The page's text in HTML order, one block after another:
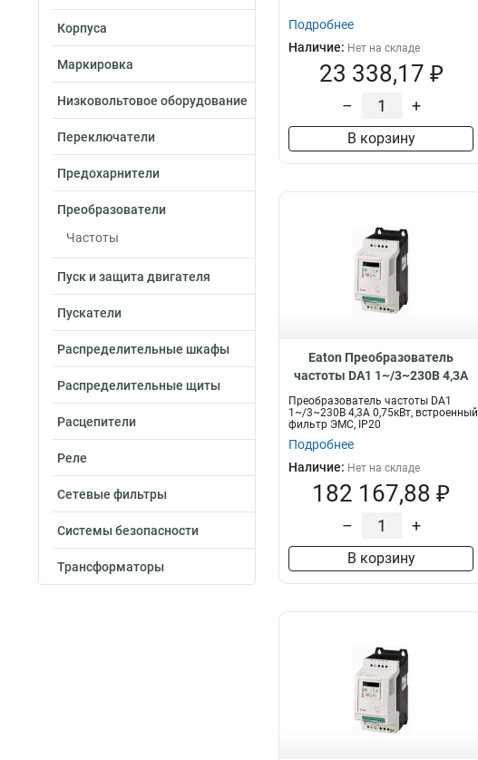
Корпуса
Маркировка
Низковольтовое оборудование
Переключатели
Предохарнители
Преобразователи
Частоты
Пуск и защита двигателя
Пускатели
Распределительные шкафы
Распределительные щиты
Расцепители
Реле
Сетевые фильтры
Системы безопасности
Трансформаторы
Подробнее
Наличие: Нет на складе
23 338,17 ₽
– +
В корзину
Eaton Преобразователь
частоты DA1 1~/3~230В 4,3A
0,75кВт, встроенный фильтр
ЭМС, IP20 DA1-124D3FB-A20C
Преобразователь частоты DA1
1~/3~230В 4,3A 0,75кВт, встроенный
фильтр ЭМС, IP20
Подробнее
Наличие: Нет на складе
182 167,88 ₽
– +
В корзину